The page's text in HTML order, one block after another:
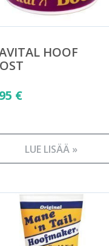
HOOF
€
LUE LISÄÄ »